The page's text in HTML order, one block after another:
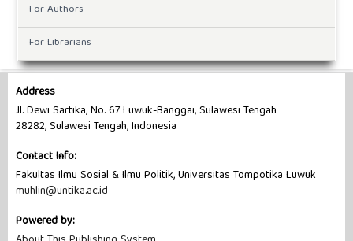
For Authors
For Librarians
Address
Jl. Dewi Sartika, No. 67 Luwuk-Banggai, Sulawesi Tengah
28282, Sulawesi Tengah, Indonesia
Contact Info:
Fakultas Ilmu Sosial & Ilmu Politik, Universitas Tompotika Luwuk
muhlin@untika.ac.id
Powered by: